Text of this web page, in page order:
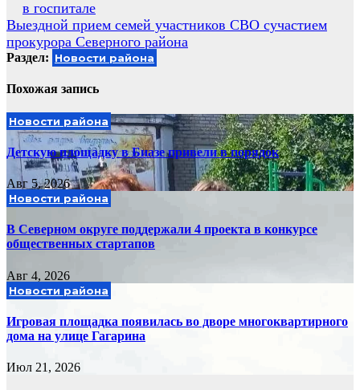
по
записям
в госпитале
Выездной прием семей участников СВО сучастием
прокурора Северного района
Раздел: Новости района
Похожая запись
Новости района
Детскую площадку в Биазе привели в порядок
Авг 5, 2026
Новости района
В Северном округе поддержали 4 проекта в конкурсе
общественных стартапов
Авг 4, 2026
Новости района
Игровая площадка появилась во дворе многоквартирного
дома на улице Гагарина
Июл 21, 2026